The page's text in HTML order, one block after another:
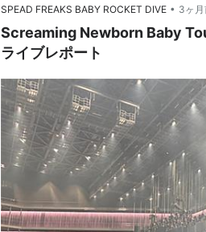
SPEAD FREAKS BABY ROCKET DIVE • 3ヶ
Screaming Newborn Baby
ライブレポート